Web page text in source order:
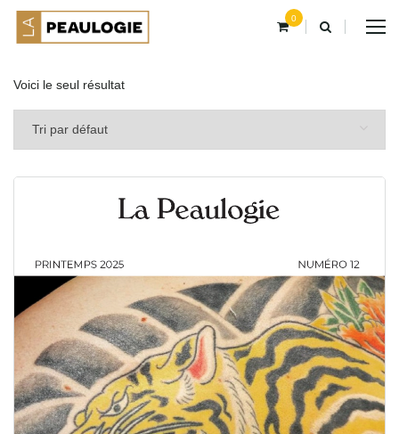
0
Voici le seul résultat